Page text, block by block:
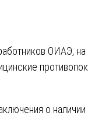
ОИАЭ,
о наличии